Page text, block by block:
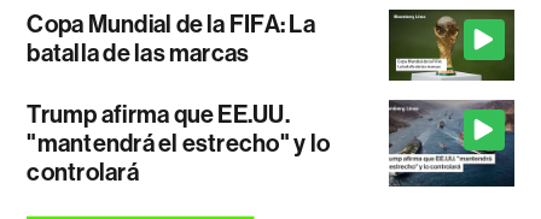
Copa Mundial de la FIFA: La
batalla de las marcas
Trump afirma que EE.UU.
"mantendrá el estrecho" y lo
controlará